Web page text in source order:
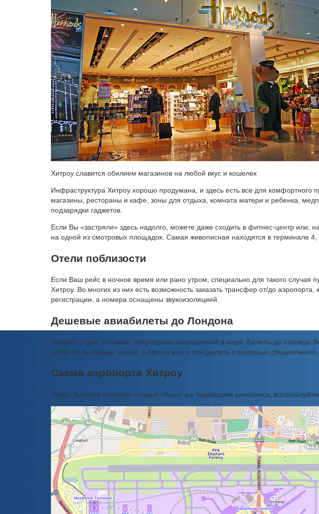
Хитроу славится обилием магазинов на любой вкус и кошелек
Инфраструктура Хитроу хорошо продумана, и здесь есть все для комфортного
магазины, рестораны и кафе, зоны для отдыха, комната матери и ребенка,
подзарядки гаджетов.
Если Вы «застряли» здесь надолго, можете даже сходить в фитнес-центр или,
на одной из смотровых площадок. Самая живописная находится в терминале 4,
Отели поблизости
Если Ваш рейс в ночное время или рано утром, специально для такого случая
Хитроу. Во многих из них есть возможность заказать трансфер от/до аэропорта,
регистрации, а номера оснащены звукоизоляцией.
Дешевые авиабилеты до Лондона
Лондон – одно из самых популярных направлений в мире. Билеты до столицы
найти по выгодным ценам, а проще всего это сделать с помощью специального
Схема аэропорта Хитроу
Чтобы быстрее отыскать нужный объект на территории комплекса,